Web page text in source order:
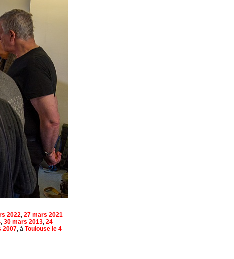
2022, 27 mars 2021
, 30 mars 2013, 24
2007, à Toulouse le 4